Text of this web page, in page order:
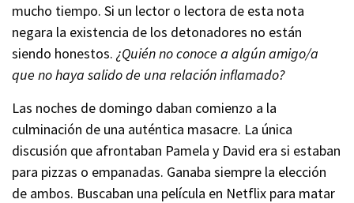
mucho tiempo. Si un lector o lectora de esta nota
negara la existencia de los detonadores no están
siendo honestos. ¿Quién no conoce a algún amigo/a
que no haya salido de una relación inflamado?
Las noches de domingo daban comienzo a la
culminación de una auténtica masacre. La única
discusión que afrontaban Pamela y David era si estaban
para pizzas o empanadas. Ganaba siempre la elección
de ambos. Buscaban una película en Netflix para matar